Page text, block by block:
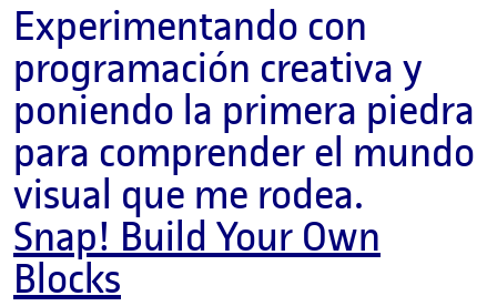
Experimentando con
programación creativa y
poniendo la primera piedra
para comprender el mundo
visual que me rodea.
Snap! Build Your Own
Blocks